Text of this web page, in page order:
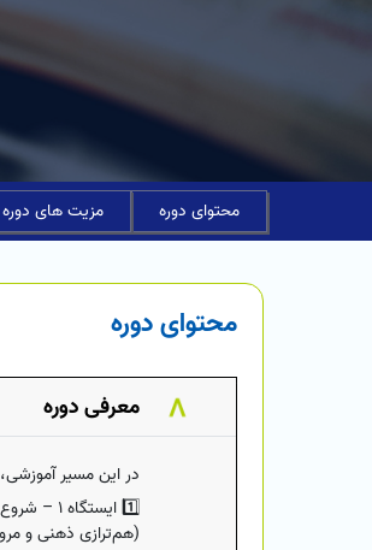
محتوای دوره مزیت های دوره
محتوای دوره
معرفی دوره
در این مسیر
1️⃣ ایستگاه ۱ – شروع بلندپروازانه
(هم‌ترازی ذهنی و